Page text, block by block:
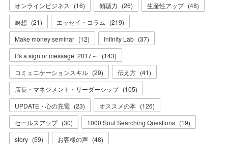
オンラインビジネス
(16) 傾聴力 (26) 生産性アップ (48)
瞑想 (21) エッセイ・コラム (219)
Make money seminar (12) Infinity Lab (37)
It's a sign or message. 2017～
(143)
コミュニケーションスキル (29) 伝え方 (41)
店長・マネジメント・リーダーシップ (105)
UPDATE・心の充電 (23) オススメの本 (126)
セールスアップ (30) 1000 Soul Searching Questions (19)
story (59) お客様の声 (48)